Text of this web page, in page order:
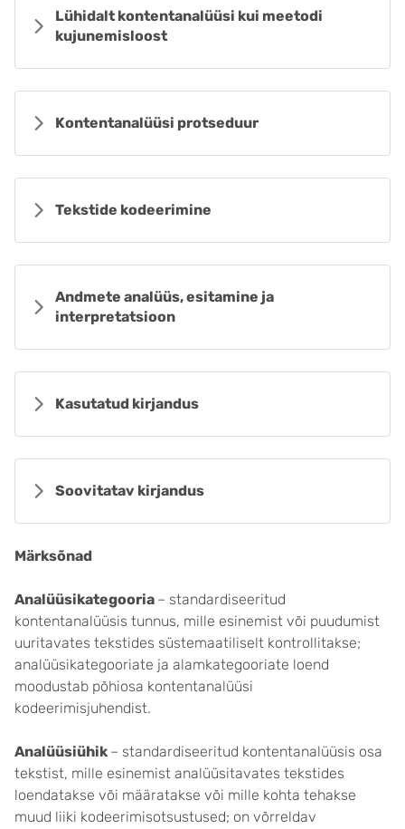
Lühidalt kontentanalüüsi kui meetodi
kujunemisloost
Kontentanalüüsi protseduur
Tekstide kodeerimine
Andmete analüüs, esitamine ja
interpretatsioon
Kasutatud kirjandus
Soovitatav kirjandus
Märksõnad
Analüüsikategooria – standardiseeritud
kontentanalüüsis tunnus, mille esinemist või puudumist
uuritavates tekstides süstemaatiliselt kontrollitakse;
analüüsikategooriate ja alamkategooriate loend
moodustab põhiosa kontentanalüüsi
kodeerimisjuhendist.
Analüüsiühik – standardiseeritud kontentanalüüsis osa
tekstist, mille esinemist analüüsitavates tekstides
loendatakse või määratakse või mille kohta tehakse
muud liiki kodeerimisotsustused; on võrreldav